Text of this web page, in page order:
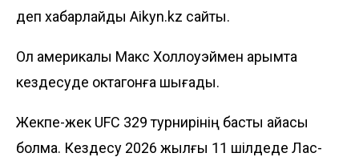
деп хабарлайды Aikyn.kz сайты.
Ол америкалық Макс Холлоуэймен қарымта
кездесуде октагонға шығады.
Жекпе-жек UFC 329 турнирінің басты айқасы
болмақ. Кездесу 2026 жылғы 11 шілдеде Лас-